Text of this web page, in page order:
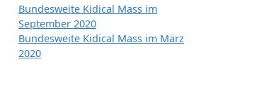
Bundesweite Kidical Mass im
September 2020
Bundesweite Kidical Mass im März
2020